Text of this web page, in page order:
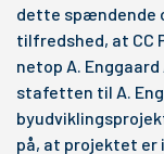
dette spændende
tilfredshed, at CC
netop A.
stafetten til A.
på, at projektet er